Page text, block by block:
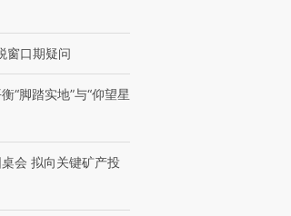
【商旅对话】华住集团
窗口期疑问
“脚踏实地”与“仰望星
会 拟向关键矿产投